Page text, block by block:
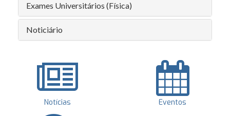
Exames Universitários (Física)
Noticiário
Notícias Eventos